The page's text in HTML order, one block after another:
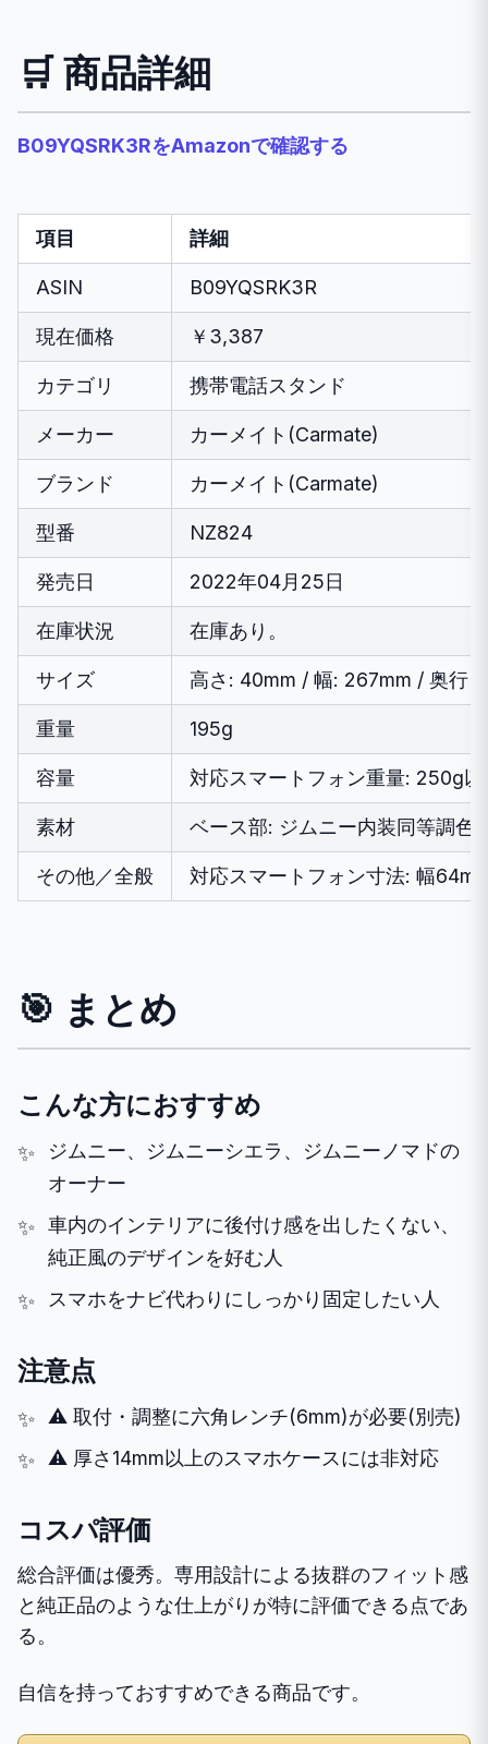
🛒 商品詳細
B09YQSRK3RをAmazonで確認する
項目 詳細
ASIN B09YQSRK3R
現在価格 ￥3,387
カテゴリ 携帯電話スタンド
メーカー カーメイト(Carmate)
ブランド カーメイト(Carmate)
型番 NZ824
発売日 2022年04月25日
在庫状況 在庫あり。
サイズ 高さ: 40mm / 幅: 267mm / 奥行
重量 195g
容量 対応スマートフォン重量: 250g以
素材 ベース部: ジムニー内装同等調色
その他／全般 対応スマートフォン寸法: 幅
🎯 まとめ
こんな方におすすめ
ジムニー、ジムニーシエラ、ジムニーノマドの
オーナー
車内のインテリアに後付け感を出したくない、
純正風のデザインを好む人
スマホをナビ代わりにしっかり固定したい人
注意点
⚠️ 取付・調整に六角レンチ(6mm)が必要(別売)
⚠️ 厚さ14mm以上のスマホケースには非対応
コスパ評価
総合評価は優秀。専用設計による抜群のフィット感
と純正品のような仕上がりが特に評価できる点であ
る。
自信を持っておすすめできる商品です。